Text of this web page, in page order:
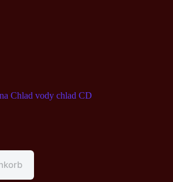
Chlad vody chlad CD